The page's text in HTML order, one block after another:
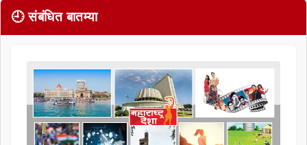
🕘 संबंधित बातम्या